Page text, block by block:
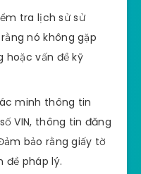
tra lịch sử sử
nó không gặp
hoặc vấn đề kỹ
minh thông tin
VIN, thông tin đăng
bảo rằng giấy tờ
đề pháp lý.